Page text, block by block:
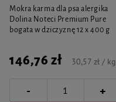
Mokra karma dla psa alergika
Dolina Noteci Premium Pure
bogata w dziczyznę 12 x 400 g
146,76 zł 30,57 zł / kg
- +